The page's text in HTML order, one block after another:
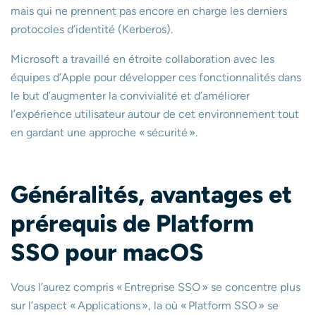
mais qui ne prennent pas encore en charge les derniers
protocoles d’identité (Kerberos).
Microsoft a travaillé en étroite collaboration avec les
équipes d’Apple pour développer ces fonctionnalités dans
le but d’augmenter la convivialité et d’améliorer
l’expérience utilisateur autour de cet environnement tout
en gardant une approche « sécurité ».
Généralités, avantages et
prérequis de Platform
SSO pour macOS
Vous l’aurez compris « Entreprise SSO » se concentre plus
sur l’aspect « Applications », la où « Platform SSO » se